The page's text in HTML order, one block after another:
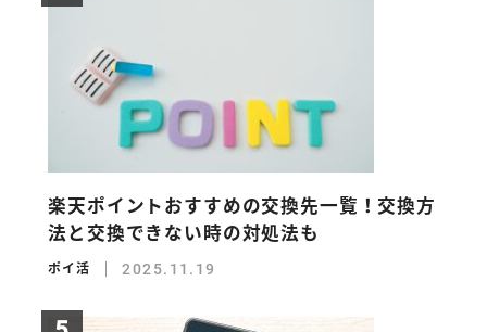
楽天ポイントおすすめの交換先一覧！交換方
法と交換できない時の対処法も
ポイ活 2025.11.19